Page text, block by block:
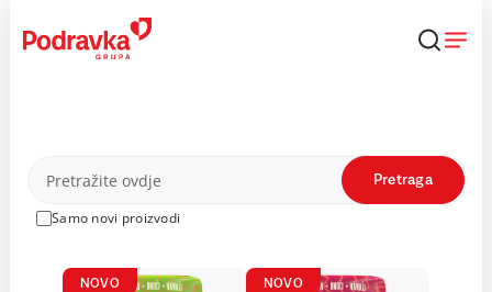
content
Proizvodi
Samo novi proizvodi
Pretraga
NOVO NOVO